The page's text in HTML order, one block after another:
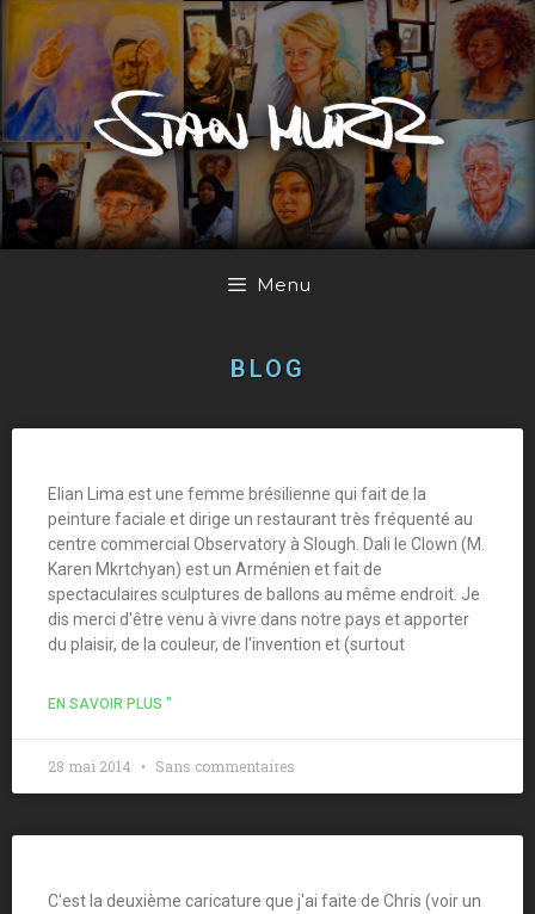
Menu
BLOG
Elian Lima est une femme brésilienne qui fait de la
peinture faciale et dirige un restaurant très fréquenté au
centre commercial Observatory à Slough. Dali le Clown (M.
Karen Mkrtchyan) est un Arménien et fait de
spectaculaires sculptures de ballons au même endroit. Je
dis merci d'être venu à vivre dans notre pays et apporter
du plaisir, de la couleur, de l'invention et (surtout
EN SAVOIR PLUS "
28 mai 2014 Sans commentaires
C'est la deuxième caricature que j'ai faite de Chris (voir un